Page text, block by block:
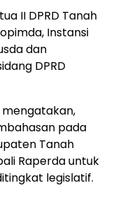
II DPRD Tanah
Instansi
dan
DPRD
mengatakan,
pada
Tanah
Raperda untuk
legislatif.